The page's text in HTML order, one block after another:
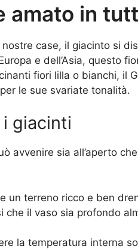
amato in
case, il giacinto si
e dell’Asia, questo
fiori lilla o bianchi, il
le sue svariate tonalità.
giacinti
avvenire sia all’aperto
un terreno ricco e ben
che il vaso sia profondo
la temperatura interna